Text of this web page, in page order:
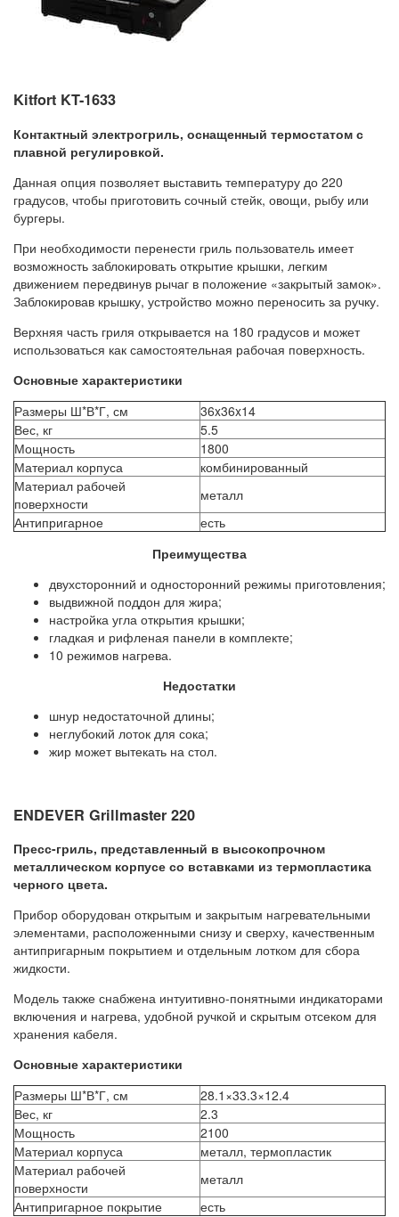
Kitfort KT-1633
Контактный электрогриль, оснащенный термостатом с
плавной регулировкой.
Данная опция позволяет выставить температуру до 220
градусов, чтобы приготовить сочный стейк, овощи, рыбу или
бургеры.
При необходимости перенести гриль пользователь имеет
возможность заблокировать открытие крышки, легким
движением передвинув рычаг в положение «закрытый замок».
Заблокировав крышку, устройство можно переносить за ручку.
Верхняя часть гриля открывается на 180 градусов и может
использоваться как самостоятельная рабочая поверхность.
Основные характеристики
Размеры Ш*В*Г, см
36x36x14
Вес, кг
5.5
Мощность
1800
Материал корпуса
комбинированный
Материал рабочей
поверхности
металл
Антипригарное
есть
Преимущества
двухсторонний и односторонний режимы приготовления;
выдвижной поддон для жира;
настройка угла открытия крышки;
гладкая и рифленая панели в комплекте;
10 режимов нагрева.
Недостатки
шнур недостаточной длины;
неглубокий лоток для сока;
жир может вытекать на стол.
ENDEVER Grillmaster 220
Пресс-гриль, представленный в высокопрочном
металлическом корпусе со вставками из термопластика
черного цвета.
Прибор оборудован открытым и закрытым нагревательными
элементами, расположенными снизу и сверху, качественным
антипригарным покрытием и отдельным лотком для сбора
жидкости.
Модель также снабжена интуитивно-понятными индикаторами
включения и нагрева, удобной ручкой и скрытым отсеком для
хранения кабеля.
Основные характеристики
Размеры Ш*В*Г, см
28.1×33.3×12.4
Вес, кг
2.3
Мощность
2100
Материал корпуса
металл, термопластик
Материал рабочей
поверхности
металл
Антипригарное покрытие
есть